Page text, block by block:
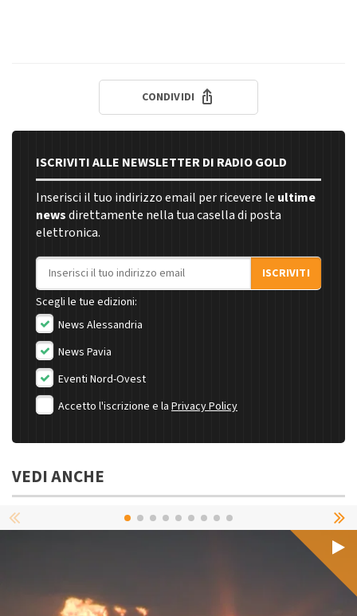
CONDIVIDI
ISCRIVITI ALLE NEWSLETTER DI RADIO GOLD
Inserisci il tuo indirizzo email per ricevere le ultime
newsdirettamente nella tua casella di posta
elettronica.
Indirizzo email
ISCRIVITI
Scegli le tue edizioni:
News Alessandria
News Pavia
Eventi Nord-Ovest
Accetto l'iscrizione e la Privacy Policy
VEDI ANCHE